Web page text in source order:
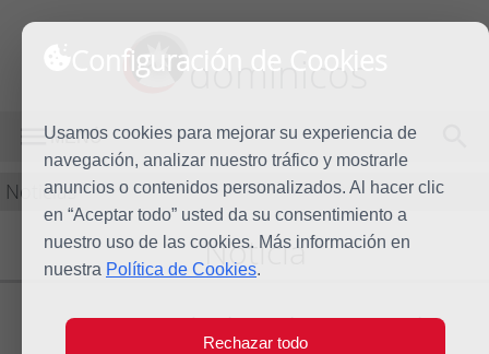
Configuración de Cookies
Usamos cookies para mejorar su experiencia de
navegación, analizar nuestro tráfico y mostrarle
anuncios o contenidos personalizados. Al hacer clic
en “Aceptar todo” usted da su consentimiento a
nuestro uso de las cookies. Más información en
nuestra Política de Cookies.
Rechazar todo
dominicos
MENÚ
Noticias
Noticia
La voz de la Iglesia en la